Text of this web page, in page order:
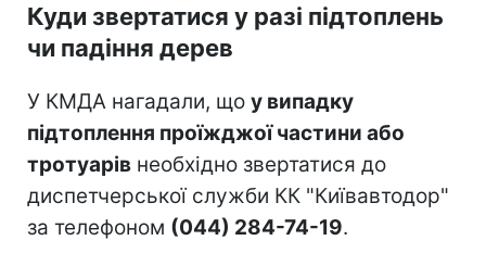
Куди звертатися у разі підтоплень
чи падіння дерев
У КМДА нагадали, що у випадку
підтоплення проїжджої частини або
тротуарів необхідно звертатися до
диспетчерської служби КК "Київавтодор"
за телефоном (044) 284-74-19.